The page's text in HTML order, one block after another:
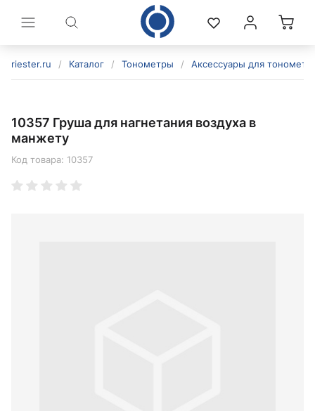
riester.ru / Каталог / Тонометры / Аксессуары для
10357 Груша для нагнетания воздуха в
манжету
Код товара: 10357